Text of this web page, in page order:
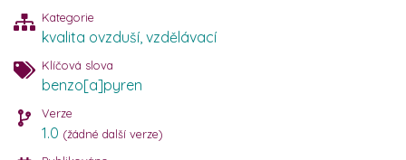
Kategorie
kvalita ovzduší, vzdělávací
Klíčová slova
benzo[a]pyren
Verze
1.0 (žádné další verze)